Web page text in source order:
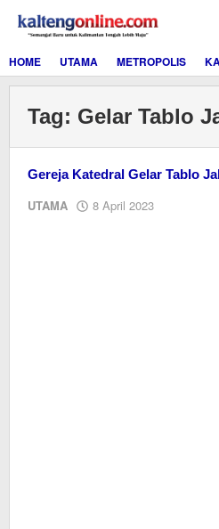
konten
HOME
UTAMA METROPOLIS
Tag: Gelar Tablo
Gereja Katedral Gelar Tablo
UTAMA 8 April 2023